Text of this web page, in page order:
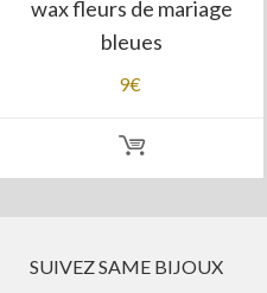
wax fleurs de mariage
bleues
9€
SUIVEZ SAME BIJOUX